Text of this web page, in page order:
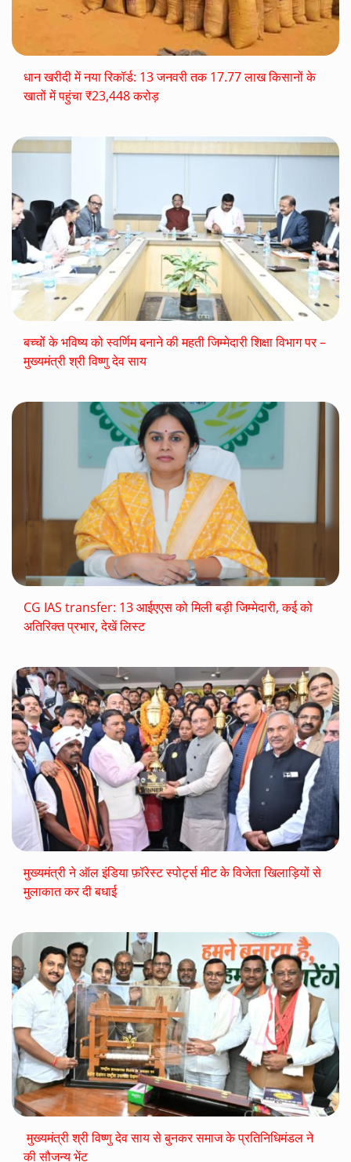
धान खरीदी में नया रिकॉर्ड: 13 जनवरी तक 17.77 लाख किसानों के
खातों में पहुंचा ₹23,448 करोड़
बच्चों के भविष्य को स्वर्णिम बनाने की महती जिम्मेदारी शिक्षा विभाग पर –
मुख्यमंत्री श्री विष्णु देव साय
CG IAS transfer: 13 आईएएस को मिली बड़ी जिम्मेदारी, कई को
अतिरिक्त प्रभार, देखें ल‍िस्‍ट
मुख्यमंत्री ने ऑल इंडिया फ़ॉरेस्ट स्पोर्ट्स मीट के विजेता खिलाड़ियों से
मुलाकात कर दी बधाई
मुख्यमंत्री श्री विष्णु देव साय से बुनकर समाज के प्रतिनिधिमंडल ने
की सौजन्य भेंट